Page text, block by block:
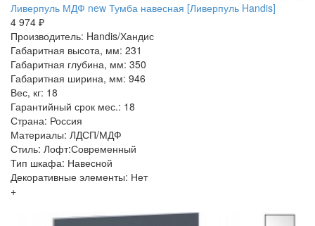
Ливерпуль МДФ new Тумба навесная [Ливерпуль Handis]
4 974 ₽
Производитель: Handis/Хандис
Габаритная высота, мм: 231
Габаритная глубина, мм: 350
Габаритная ширина, мм: 946
Вес, кг: 18
Гарантийный срок мес.: 18
Страна: Россия
Материалы: ЛДСП/МДФ
Стиль: Лофт:Современный
Тип шкафа: Навесной
Декоративные элементы: Нет
+